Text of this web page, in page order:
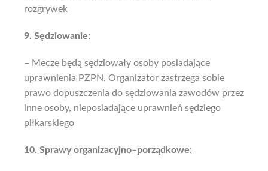
rozgrywek
9. Sędziowanie:
– Mecze będą sędziowały osoby posiadające
uprawnienia PZPN. Organizator zastrzega sobie
prawo dopuszczenia do sędziowania zawodów przez
inne osoby, nieposiadające uprawnień sędziego
piłkarskiego
10. Sprawy organizacyjno–porządkowe: